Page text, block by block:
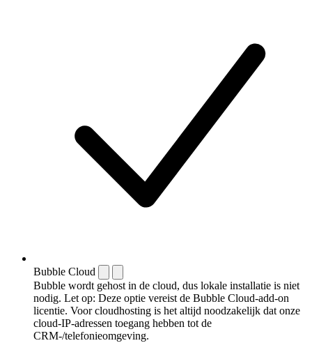
Bubble Cloud
Bubble wordt gehost in de cloud, dus lokale installatie is niet
nodig. Let op: Deze optie vereist de Bubble Cloud-add-on
licentie. Voor cloudhosting is het altijd noodzakelijk dat onze
cloud-IP-adressen toegang hebben tot de
CRM-/telefonieomgeving.